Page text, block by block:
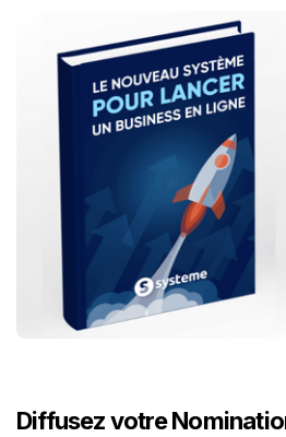
Diffusez votre